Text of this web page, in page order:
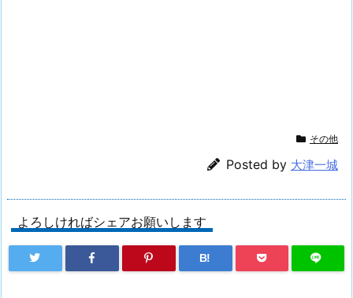
その他
Posted by 大津一城
よろしければシェアお願いします
B!